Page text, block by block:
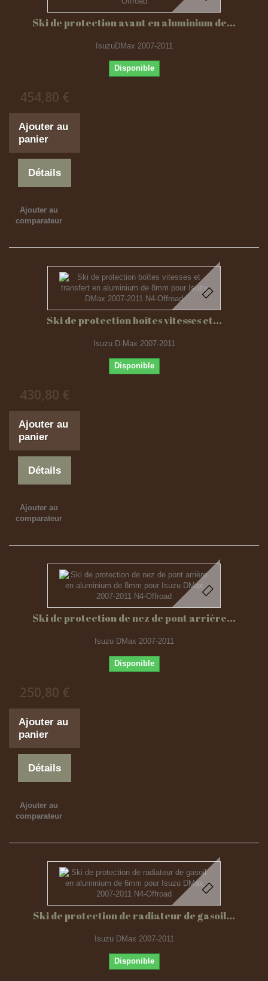
Ski de protection avant en aluminium de...
IsuzuDMax 2007-2011
Disponible
454,80 €
Ajouter au
panier
Détails
Ajouter au
comparateur
Ski de protection boîtes vitesses et...
Isuzu D-Max 2007-2011
Disponible
430,80 €
Ajouter au
panier
Détails
Ajouter au
comparateur
Ski de protection de nez de pont arrière...
Isuzu DMax 2007-2011
Disponible
250,80 €
Ajouter au
panier
Détails
Ajouter au
comparateur
Ski de protection de radiateur de gasoil...
Isuzu DMax 2007-2011
Disponible